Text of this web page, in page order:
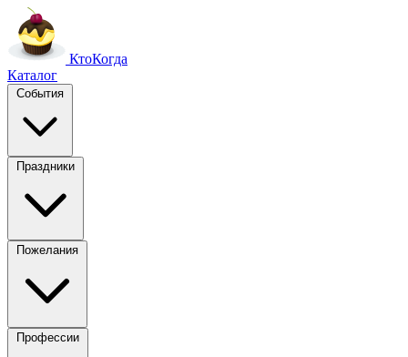
КтоКогда
Каталог
События
Праздники
Пожелания
Профессии